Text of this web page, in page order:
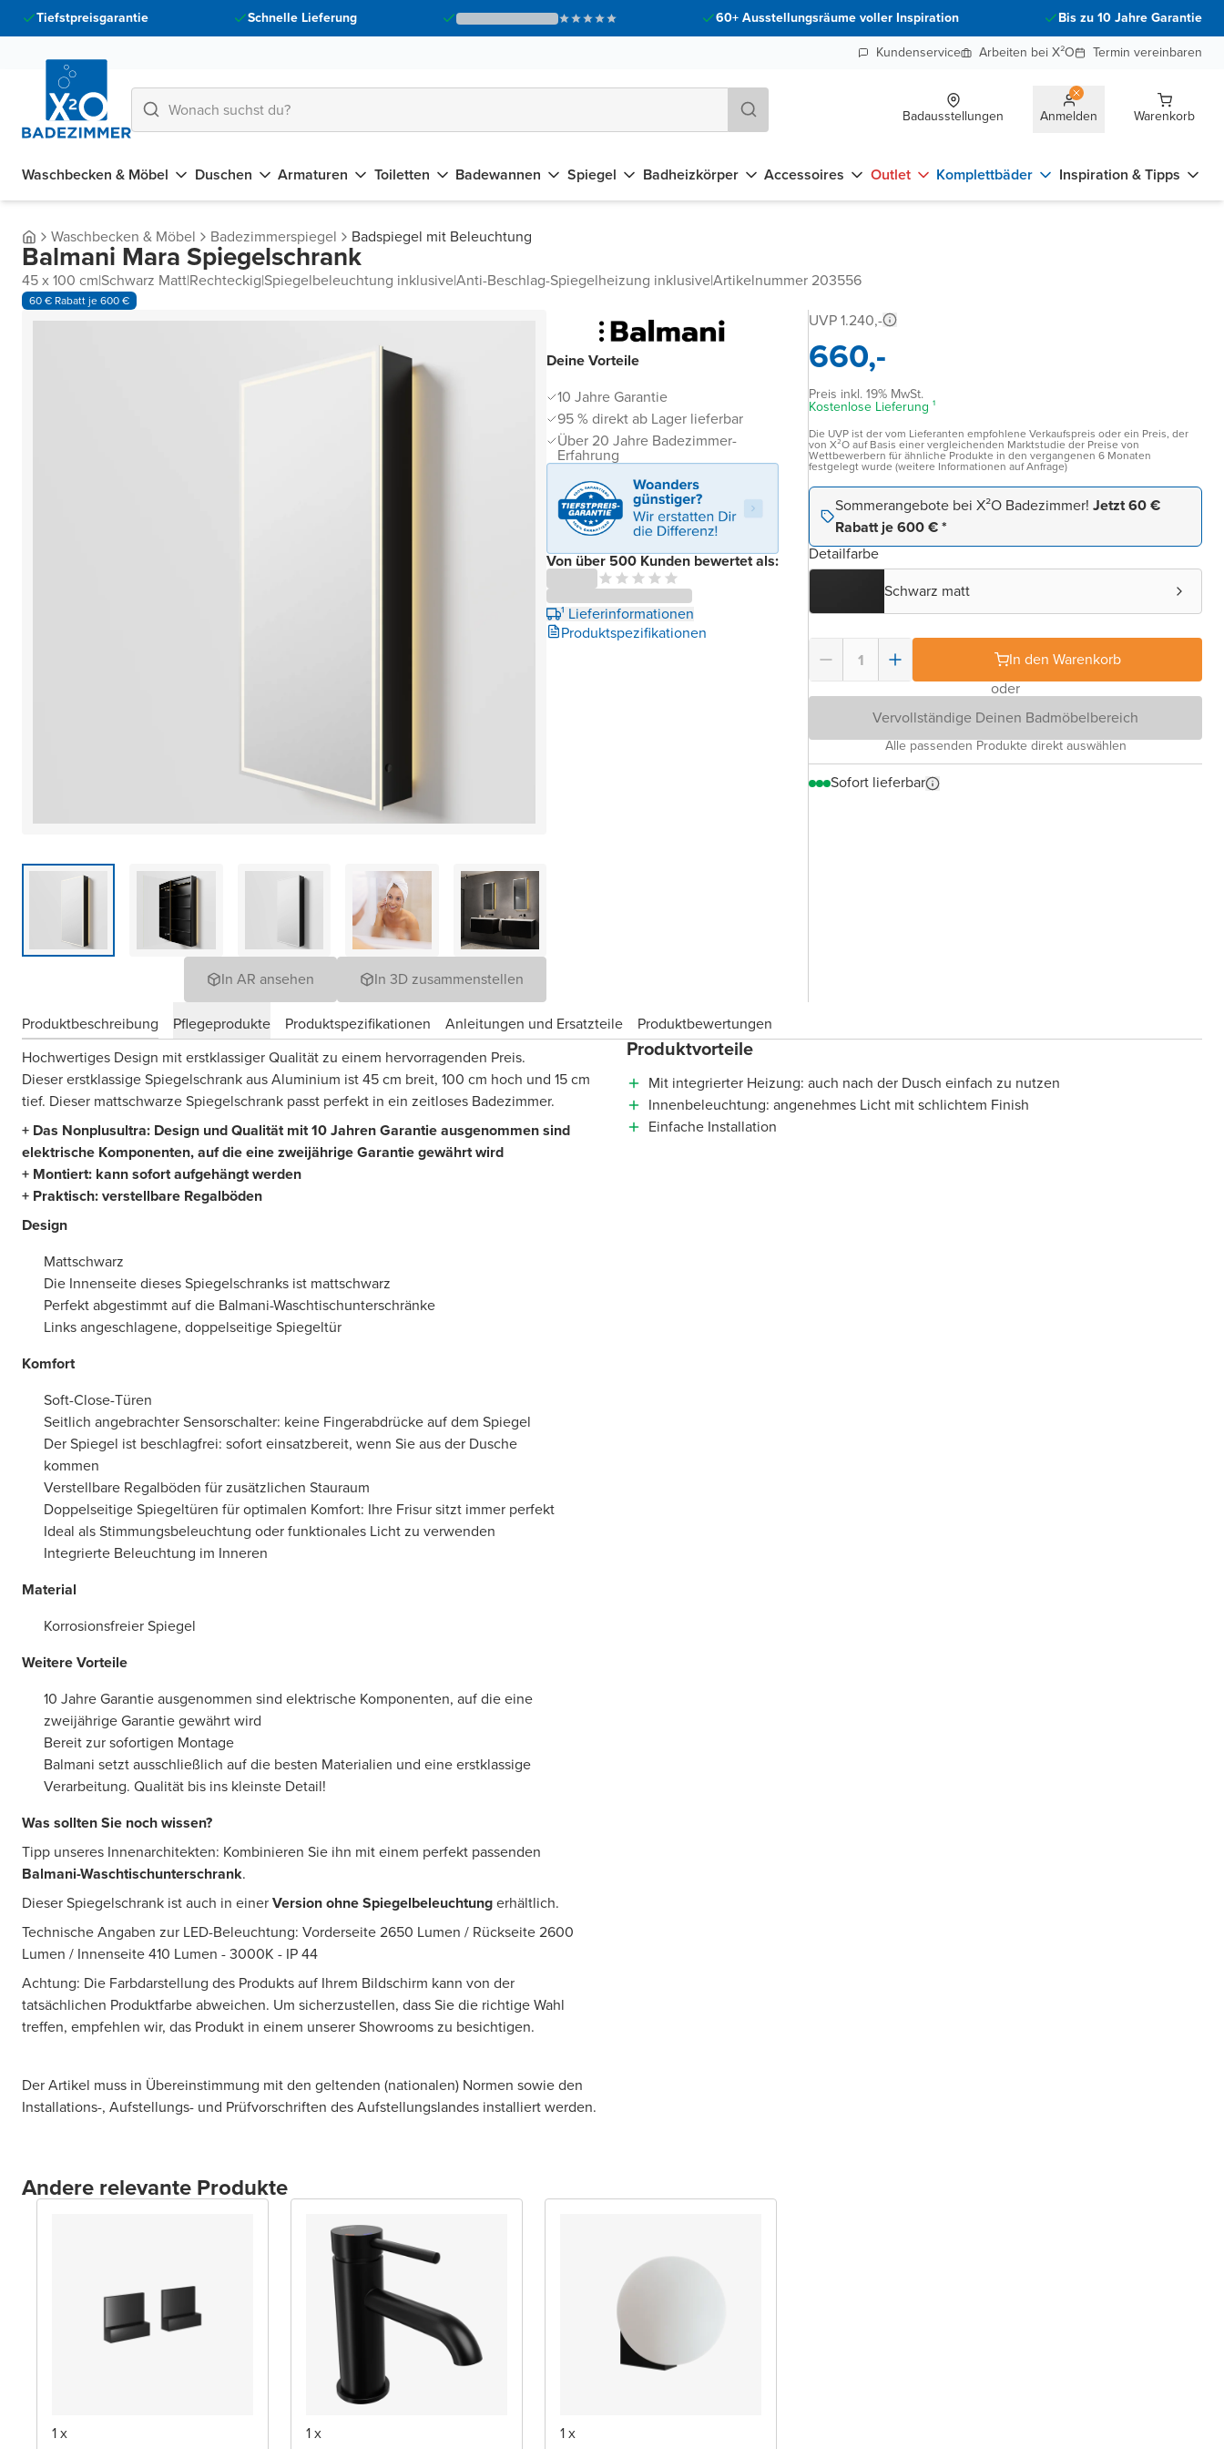
Tiefstpreisgarantie Schnelle Lieferung 60+ Ausstellungsräume voller Inspiration
Bis zu 10 Jahre Garantie
Kundenservice
Arbeiten bei X²O Termin vereinbaren
Badausstellungen Anmelden Warenkorb
Waschbecken & Möbel Duschen Armaturen Toiletten Badewannen Spiegel Badheizkörper Accessoires Outlet Komplettbäder Inspiration & Tipps
Waschbecken & Möbel Badezimmerspiegel Badspiegel mit Beleuchtung
Balmani Mara Spiegelschrank
45 x 100 cm|Schwarz Matt|Rechteckig|Spiegelbeleuchtung inklusive|Anti-Beschlag-Spiegelheizung inklusive|Artikelnummer 203556
60 € Rabatt je 600 €
In AR ansehen In 3D zusammenstellen
Deine Vorteile
10 Jahre Garantie
95 % direkt ab Lager lieferbar
Über 20 Jahre Badezimmer-
Erfahrung
Von über 500 Kunden bewertet als:
¹ Lieferinformationen
Produktspezifikationen
UVP 1.240,-
660,-
Preis inkl. 19% MwSt.
Kostenlose Lieferung ¹
Die UVP ist der vom Lieferanten empfohlene Verkaufspreis oder ein Preis, der
von X²O auf Basis einer vergleichenden Marktstudie der Preise von
Wettbewerbern für ähnliche Produkte in den vergangenen 6 Monaten
festgelegt wurde (weitere Informationen auf Anfrage)
Sommerangebote bei X²O Badezimmer! Jetzt 60 €
Rabatt je 600 € *
Detailfarbe
Schwarz matt
In den Warenkorb
oder
Vervollständige Deinen Badmöbelbereich
Alle passenden Produkte direkt auswählen
Sofort lieferbar
Produktbeschreibung Pflegeprodukte Produktspezifikationen Anleitungen und Ersatzteile
Produktbewertungen
Hochwertiges Design mit erstklassiger Qualität zu einem hervorragenden Preis.
Dieser erstklassige Spiegelschrank aus Aluminium ist 45 cm breit, 100 cm hoch und 15 cm
tief. Dieser mattschwarze Spiegelschrank passt perfekt in ein zeitloses Badezimmer.
+ Das Nonplusultra: Design und Qualität mit 10 Jahren Garantie ausgenommen sind
elektrische Komponenten, auf die eine zweijährige Garantie gewährt wird
+ Montiert: kann sofort aufgehängt werden
+ Praktisch: verstellbare Regalböden
Design
Mattschwarz
Die Innenseite dieses Spiegelschranks ist mattschwarz
Perfekt abgestimmt auf die Balmani-Waschtischunterschränke
Links angeschlagene, doppelseitige Spiegeltür
Komfort
Soft-Close-Türen
Seitlich angebrachter Sensorschalter: keine Fingerabdrücke auf dem Spiegel
Der Spiegel ist beschlagfrei: sofort einsatzbereit, wenn Sie aus der Dusche
kommen
Verstellbare Regalböden für zusätzlichen Stauraum
Doppelseitige Spiegeltüren für optimalen Komfort: Ihre Frisur sitzt immer perfekt
Ideal als Stimmungsbeleuchtung oder funktionales Licht zu verwenden
Integrierte Beleuchtung im Inneren
Material
Korrosionsfreier Spiegel
Weitere Vorteile
10 Jahre Garantie ausgenommen sind elektrische Komponenten, auf die eine
zweijährige Garantie gewährt wird
Bereit zur sofortigen Montage
Balmani setzt ausschließlich auf die besten Materialien und eine erstklassige
Verarbeitung. Qualität bis ins kleinste Detail!
Was sollten Sie noch wissen?
Tipp unseres Innenarchitekten: Kombinieren Sie ihn mit einem perfekt passenden
Balmani-Waschtischunterschrank.
Dieser Spiegelschrank ist auch in einerVersion ohne Spiegelbeleuchtungerhältlich.
Technische Angaben zur LED-Beleuchtung: Vorderseite 2650 Lumen / Rückseite 2600
Lumen / Innenseite 410 Lumen - 3000K - IP 44
Achtung: Die Farbdarstellung des Produkts auf Ihrem Bildschirm kann von der
tatsächlichen Produktfarbe abweichen. Um sicherzustellen, dass Sie die richtige Wahl
treffen, empfehlen wir, das Produkt in einem unserer Showrooms zu besichtigen.
Der Artikel muss in Übereinstimmung mit den geltenden (nationalen) Normen sowie den
Installations-, Aufstellungs- und Prüfvorschriften des Aufstellungslandes installiert werden.
Produktvorteile
Mit integrierter Heizung: auch nach der Dusch einfach zu nutzen
Innenbeleuchtung: angenehmes Licht mit schlichtem Finish
Einfache Installation
Andere relevante Produkte
1 x 1 x 1 x